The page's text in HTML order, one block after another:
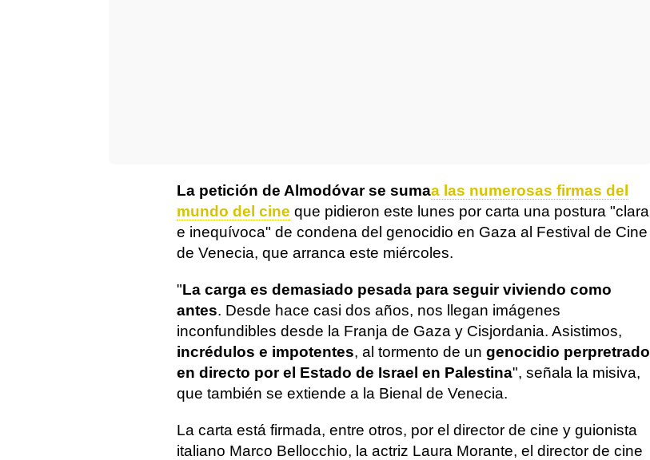
La petición de Almodóvar se sumaa las numerosas firmas del
mundo del cine que pidieron este lunes por carta una postura "clara
e inequívoca" de condena del genocidio en Gaza al Festival de Cine
de Venecia, que arranca este miércoles.
"La carga es demasiado pesada para seguir viviendo como
antes. Desde hace casi dos años, nos llegan imágenes
inconfundibles desde la Franja de Gaza y Cisjordania. Asistimos,
incrédulos e impotentes, al tormento de un genocidio perpretrado
en directo por el Estado de Israel en Palestina", señala la misiva,
que también se extiende a la Bienal de Venecia.
La carta está firmada, entre otros, por el director de cine y guionista
italiano Marco Bellocchio, la actriz Laura Morante, el director de cine